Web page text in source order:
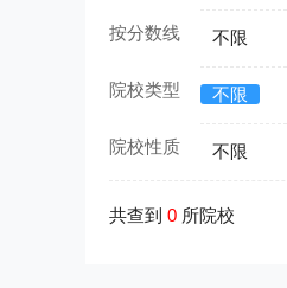
按分数线 不限
院校类型 不限
院校性质 不限
共查到 0 所院校